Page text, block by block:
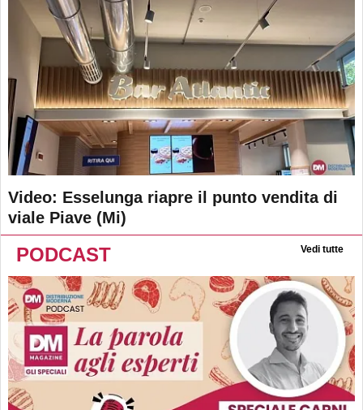
Video: Esselunga riapre il punto vendita di
viale Piave (Mi)
PODCAST Vedi tutte